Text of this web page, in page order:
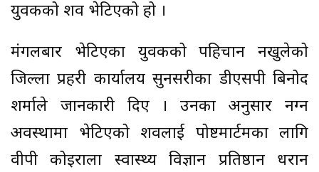
युवकको शव भेटिएको हो ।
मंगलबार भेटिएका युवकको पहिचान नखुलेको
जिल्ला प्रहरी कार्यालय सुनसरीका डीएसपी बिनोद
शर्माले जानकारी दिए । उनका अनुसार नग्न
अवस्थामा भेटिएको शवलाई पोष्टमार्टमका लागि
वीपी कोइराला स्वास्थ्य विज्ञान प्रतिष्ठान धरान